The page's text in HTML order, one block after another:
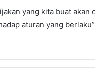
yang kita buat akan
aturan yang berlaku”